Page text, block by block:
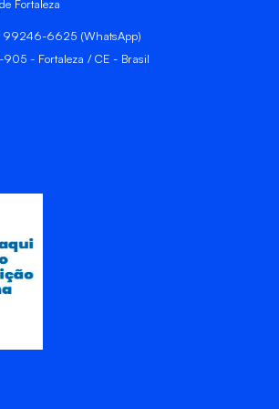
Fortaleza
99246-6625 (WhatsApp)
905 - Fortaleza / CE - Brasil